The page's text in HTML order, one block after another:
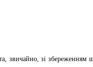
звичайно, зі збереженням